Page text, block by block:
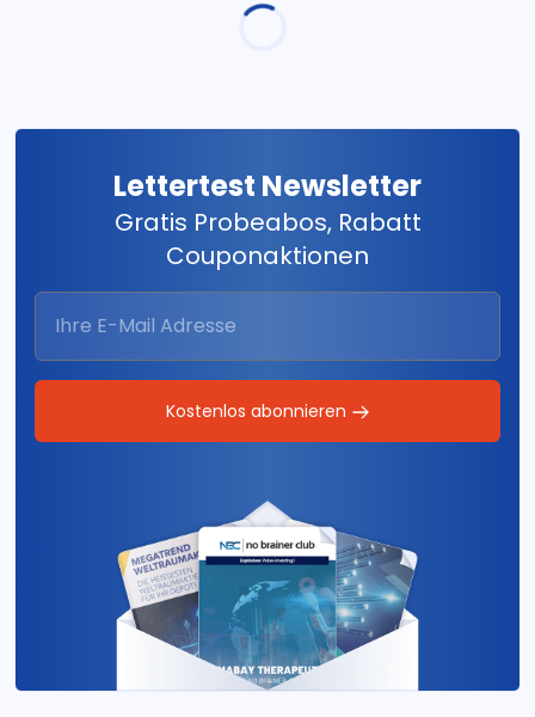
Lettertest Newsletter
Gratis Probeabos, Rabatt
Couponaktionen
Kostenlos abonnieren